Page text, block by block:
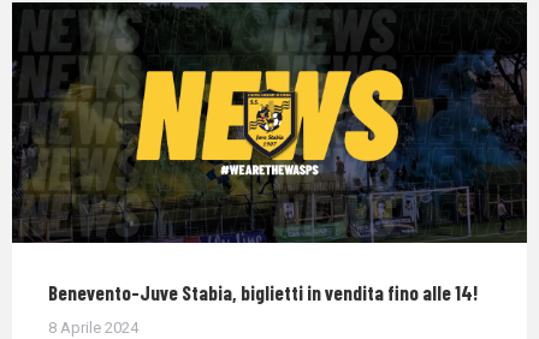
Benevento-Juve Stabia, biglietti in vendita fino alle 14!
8 Aprile 2024